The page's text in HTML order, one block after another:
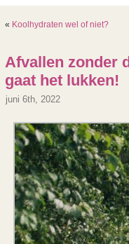
« Koolhydraten wel of niet?
Afvallen zonder
gaat het lukken!
juni 6th, 2022